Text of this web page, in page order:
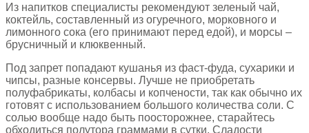
Из напитков специалисты рекомендуют зеленый чай,
коктейль, составленный из огуречного, морковного и
лимонного сока (его принимают перед едой), и морсы –
брусничный и клюквенный.
Под запрет попадают кушанья из фаст-фуда, сухарики и
чипсы, разные консервы. Лучше не приобретать
полуфабрикаты, колбасы и копчености, так как обычно их
готовят с использованием большого количества соли. С
солью вообще надо быть поосторожнее, старайтесь
обходиться полутора граммами в сутки. Сладости